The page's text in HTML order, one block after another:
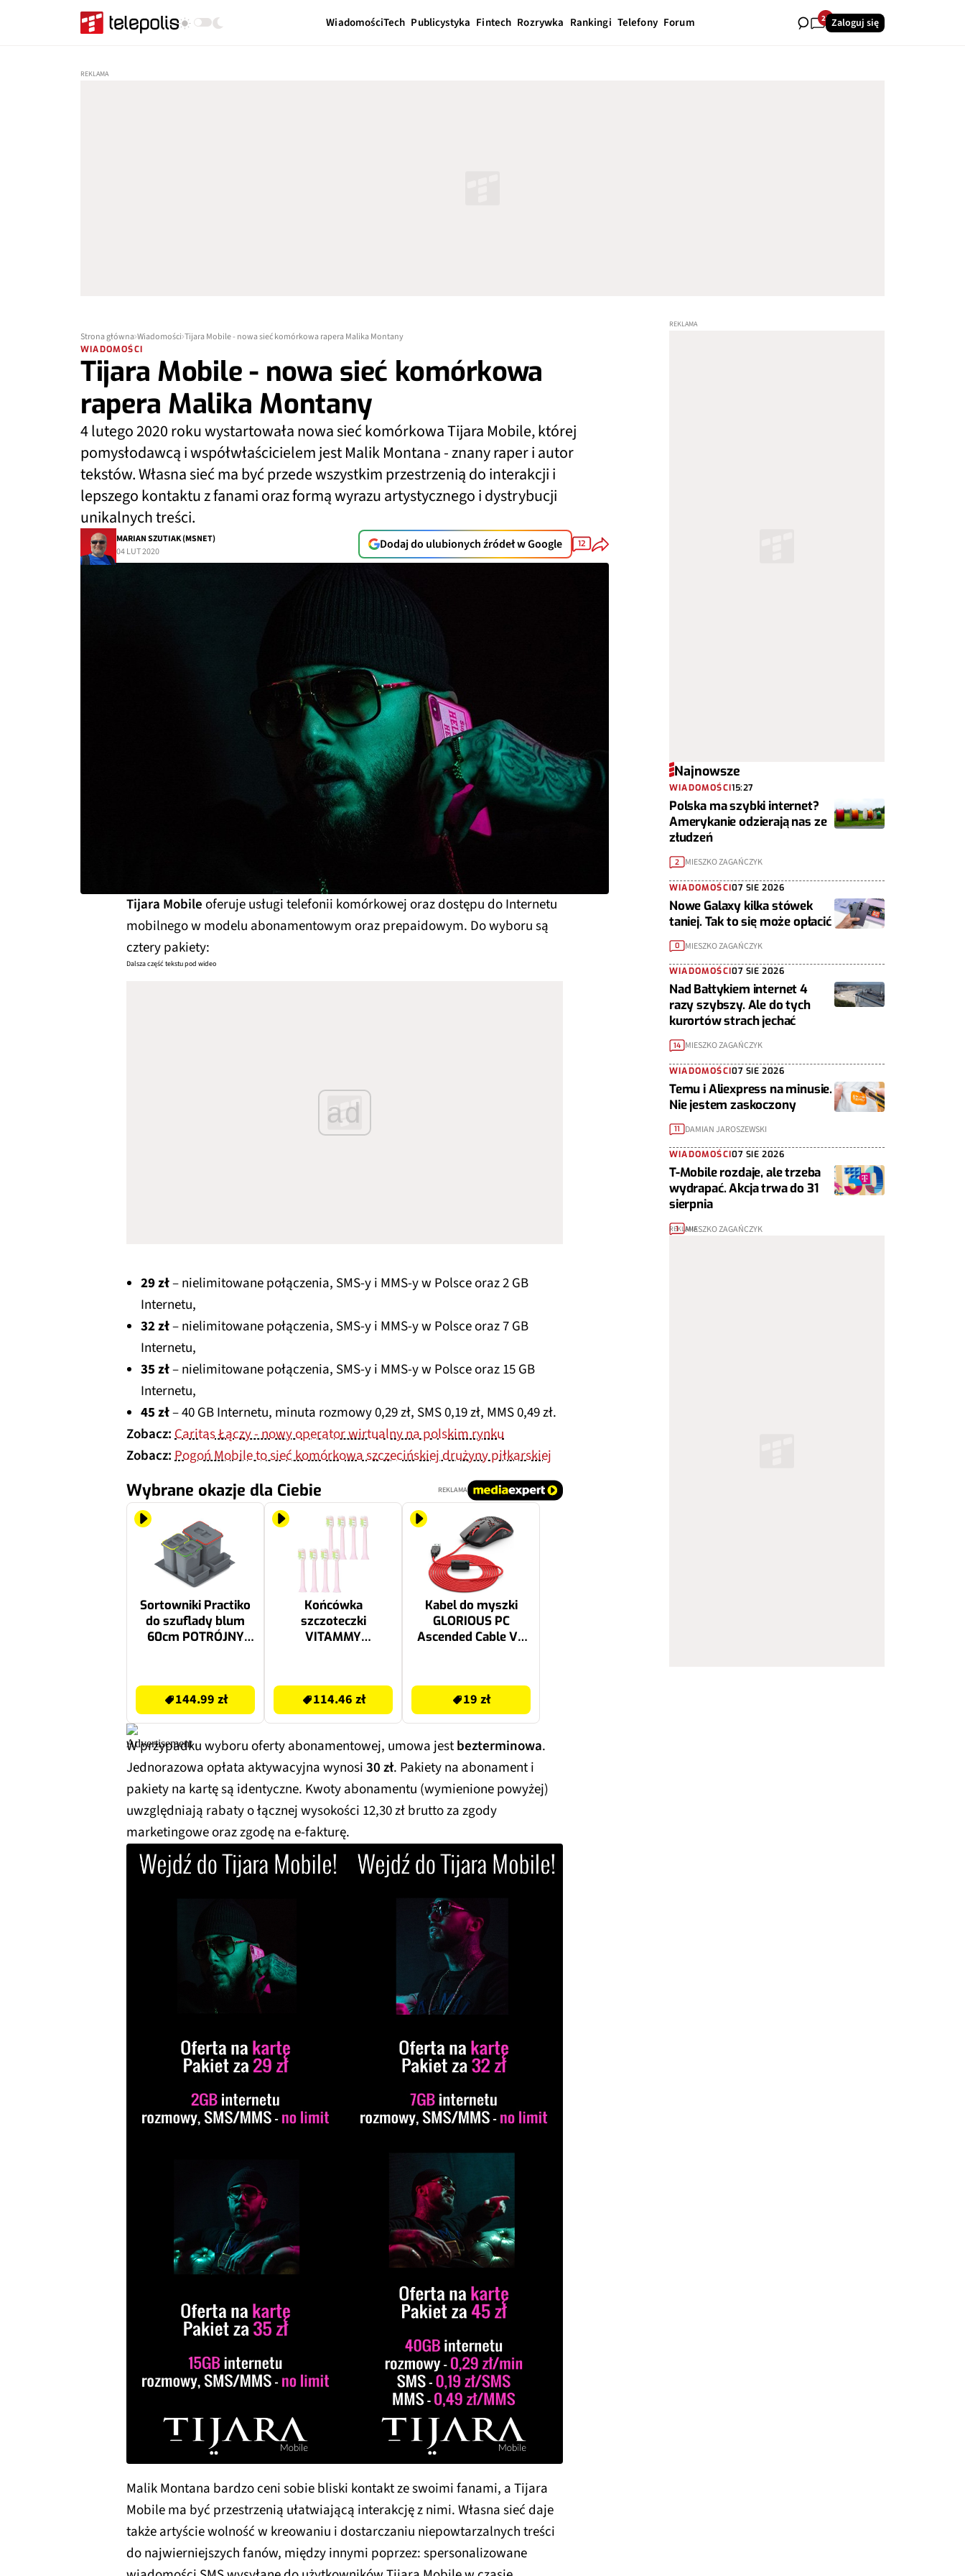
WiadomościTech Publicystyka Fintech Rozrywka Rankingi Telefony Forum 28Zaloguj się
Strona główna Wiadomości Tijara Mobile - nowa sieć komórkowa rapera Malika Montany
WIADOMOŚCI
Tijara Mobile - nowa sieć komórkowa
rapera Malika Montany
4 lutego 2020 roku wystartowała nowa sieć komórkowa Tijara Mobile, której
pomysłodawcą i współwłaścicielem jest Malik Montana - znany raper i autor
tekstów. Własna sieć ma być przede wszystkim przestrzenią do interakcji i
lepszego kontaktu z fanami oraz formą wyrazu artystycznego i dystrybucji
unikalnych treści.
MARIAN SZUTIAK (MSNET)
04 LUT 2020
Dodaj do ulubionych źródeł w Google 12
Tijara Mobileoferuje usługi telefonii komórkowej oraz dostępu do Internetu
mobilnego w modelu abonamentowym oraz prepaidowym. Do wyboru są
cztery pakiety:
Dalsza część tekstu pod wideo
ad
29 zł– nielimitowane połączenia, SMS-y i MMS-y w Polsce oraz 2 GB
Internetu,
32 zł– nielimitowane połączenia, SMS-y i MMS-y w Polsce oraz 7 GB
Internetu,
35 zł– nielimitowane połączenia, SMS-y i MMS-y w Polsce oraz 15 GB
Internetu,
45 zł– 40 GB Internetu, minuta rozmowy 0,29 zł, SMS 0,19 zł, MMS 0,49 zł.
Zobacz:Caritas Łączy - nowy operator wirtualny na polskim rynku
Zobacz:Pogoń Mobile to sieć komórkowa szczecińskiej drużyny piłkarskiej
Wybrane okazje dla Ciebie REKLAMA
Sortowniki Practiko
do szuflady blum
60cm POTRÓJNY
144.99 zł
Końcówka
szczoteczki
VITAMMY
114.46 zł
Kabel do myszki
GLORIOUS PC
Ascended Cable V2
19 zł
W przypadku wyboru oferty abonamentowej, umowa jestbezterminowa.
Jednorazowa opłata aktywacyjna wynosi30 zł. Pakiety na abonament i
pakiety na kartę są identyczne. Kwoty abonamentu (wymienione powyżej)
uwzględniają rabaty o łącznej wysokości 12,30 zł brutto za zgody
marketingowe oraz zgodę na e-fakturę.
Malik Montana bardzo ceni sobie bliski kontakt ze swoimi fanami, a Tijara
Mobile ma być przestrzenią ułatwiającą interakcję z nimi. Własna sieć daje
także artyście wolność w kreowaniu i dostarczaniu niepowtarzalnych treści
do najwierniejszych fanów, między innymi poprzez: spersonalizowane
Najnowsze
WIADOMOŚCI15:27
Polska ma szybki internet?
Amerykanie odzierają nas ze
złudzeń
2 MIESZKO ZAGAŃCZYK
WIADOMOŚCI07 SIE 2026
Nowe Galaxy kilka stówek
taniej. Tak to się może opłacić
0 MIESZKO ZAGAŃCZYK
WIADOMOŚCI07 SIE 2026
Nad Bałtykiem internet 4
razy szybszy. Ale do tych
kurortów strach jechać
14 MIESZKO ZAGAŃCZYK
WIADOMOŚCI07 SIE 2026
Temu i Aliexpress na minusie.
Nie jestem zaskoczony
11 DAMIAN JAROSZEWSKI
WIADOMOŚCI07 SIE 2026
T-Mobile rozdaje, ale trzeba
wydrapać. Akcja trwa do 31
sierpnia
1 MIESZKO ZAGAŃCZYK